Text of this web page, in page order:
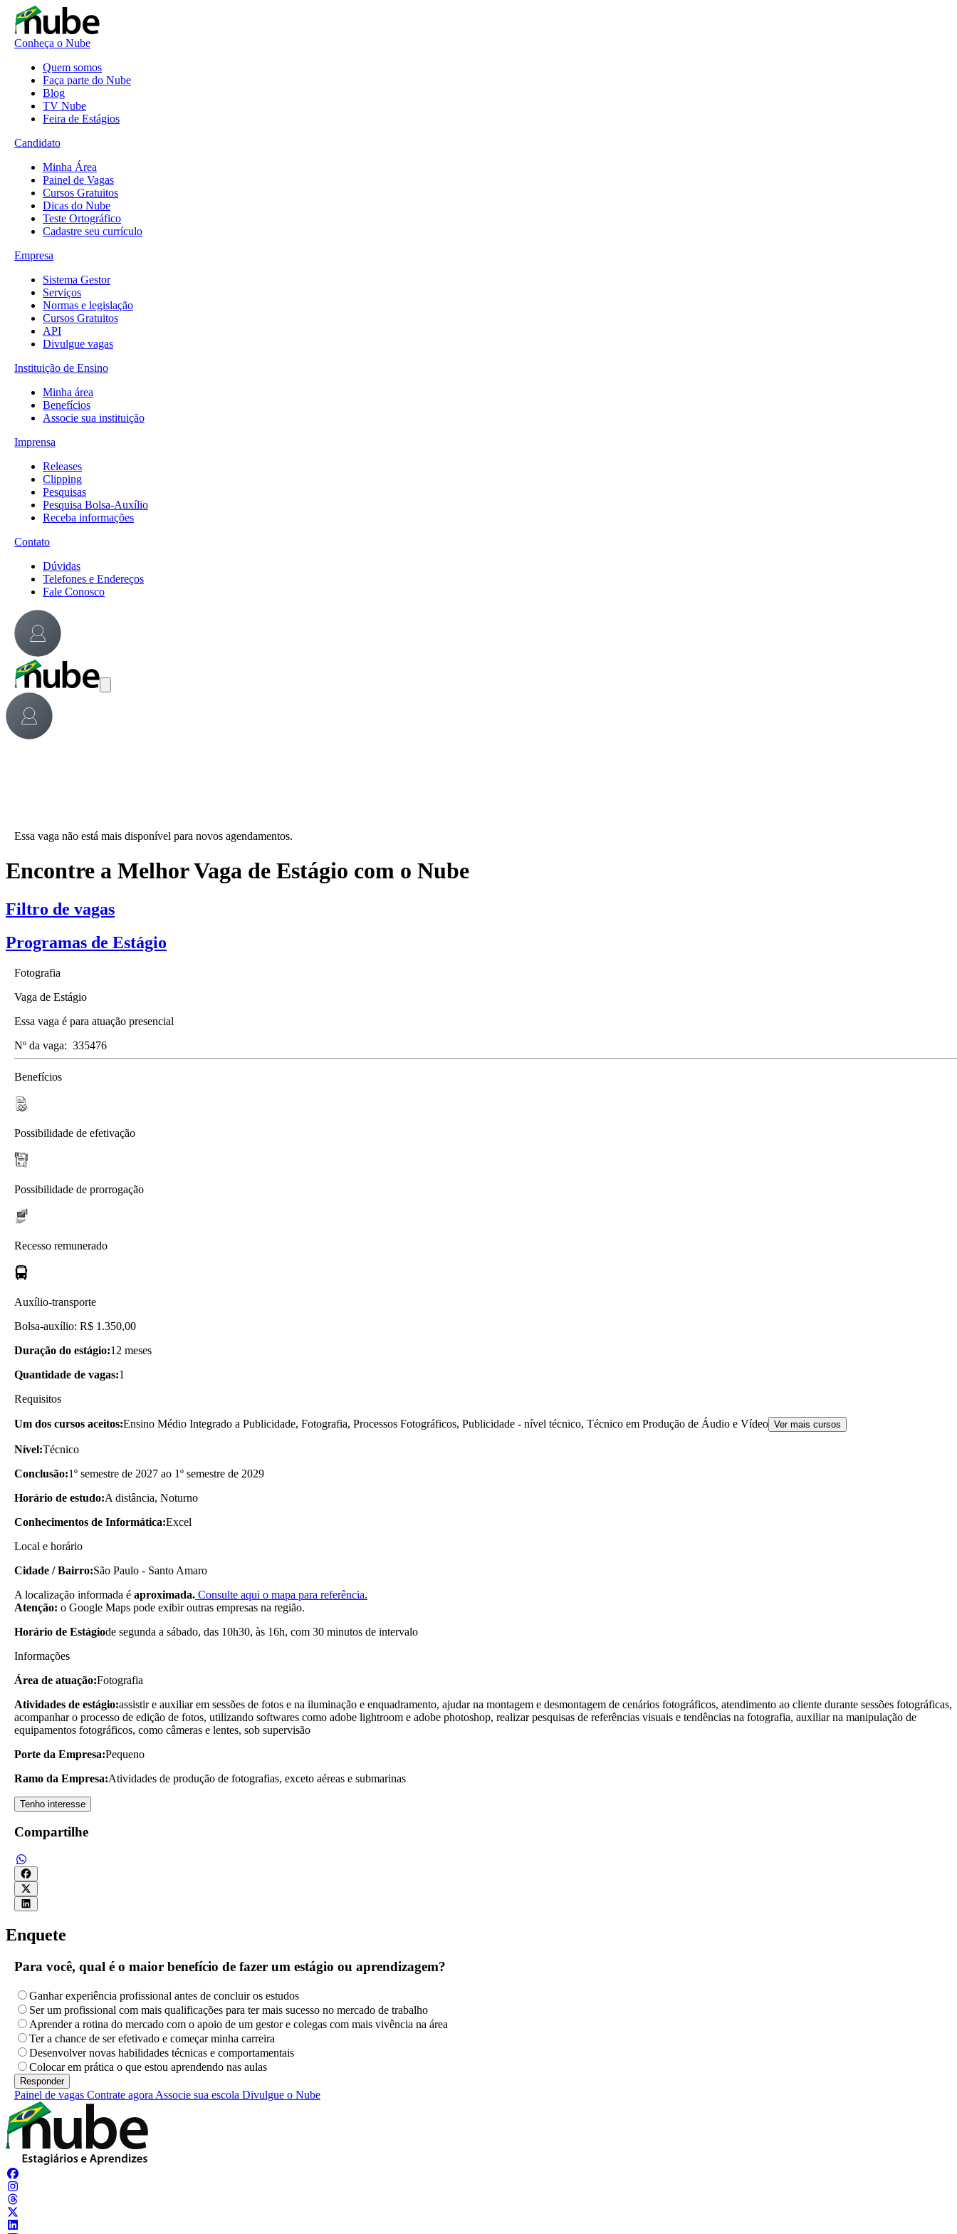
Conheça o Nube
Quem somos
Faça parte do Nube
Blog
TV Nube
Feira de Estágios
Candidato
Minha Área
Painel de Vagas
Cursos Gratuitos
Dicas do Nube
Teste Ortográfico
Cadastre seu currículo
Empresa
Sistema Gestor
Serviços
Normas e legislação
Cursos Gratuitos
API
Divulgue vagas
Instituição de Ensino
Minha área
Benefícios
Associe sua instituição
Imprensa
Releases
Clipping
Pesquisas
Pesquisa Bolsa-Auxílio
Receba informações
Contato
Dúvidas
Telefones e Endereços
Fale Conosco
Essa vaga não está mais disponível para novos agendamentos.
Encontre a Melhor Vaga de Estágio com o Nube
Filtro de vagas
Programas de Estágio
Fotografia
Vaga de Estágio
Essa vaga é para atuação presencial
Nº da vaga: 335476
Benefícios
Possibilidade de efetivação
Possibilidade de prorrogação
Recesso remunerado
Auxílio-transporte
Bolsa-auxílio: R$ 1.350,00
Duração do estágio:12 meses
Quantidade de vagas:1
Requisitos
Um dos cursos aceitos:Ensino Médio Integrado a Publicidade, Fotografia, Processos Fotográficos, Publicidade - nível técnico, Técnico em Produção de Áudio e Vídeo Ver mais cursos
Nível:Técnico
Conclusão:1º semestre de 2027 ao 1º semestre de 2029
Horário de estudo:A distância, Noturno
Conhecimentos de Informática:Excel
Local e horário
Cidade / Bairro:São Paulo - Santo Amaro
A localização informada é aproximada. Consulte aqui o mapa para referência.
Atenção: o Google Maps pode exibir outras empresas na região.
Horário de Estágiode segunda a sábado, das 10h30, às 16h, com 30 minutos de intervalo
Informações
Área de atuação:Fotografia
Atividades de estágio:assistir e auxiliar em sessões de fotos e na iluminação e enquadramento, ajudar na montagem e desmontagem de cenários fotográficos, atendimento ao cliente durante sessões fotográficas,
acompanhar o processo de edição de fotos, utilizando softwares como adobe lightroom e adobe photoshop, realizar pesquisas de referências visuais e tendências na fotografia, auxiliar na manipulação de
equipamentos fotográficos, como câmeras e lentes, sob supervisão
Porte da Empresa:Pequeno
Ramo da Empresa:Atividades de produção de fotografias, exceto aéreas e submarinas
Tenho interesse
Compartilhe
Enquete
Para você, qual é o maior benefício de fazer um estágio ou aprendizagem?
Ganhar experiência profissional antes de concluir os estudos
Ser um profissional com mais qualificações para ter mais sucesso no mercado de trabalho
Aprender a rotina do mercado com o apoio de um gestor e colegas com mais vivência na área
Ter a chance de ser efetivado e começar minha carreira
Desenvolver novas habilidades técnicas e comportamentais
Colocar em prática o que estou aprendendo nas aulas
Painel de vagas Contrate agora Associe sua escola Divulgue o Nube